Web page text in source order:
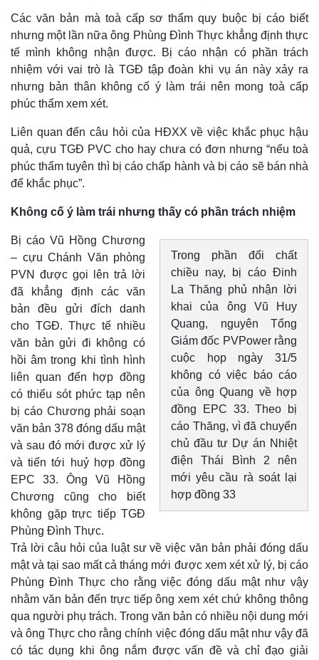
Thế giới
Quan sát
Cuộc sống đó đây
Hồ sơ
Multimedia
Video
Ảnh
Các văn bản mà toà cấp sơ thẩm quy buộc bị cáo biết
nhưng một lần nữa ông Phùng Đình Thực khẳng định thực
tế mình không nhận được. Bị cáo nhận có phần trách
nhiệm với vai trò là TGĐ tập đoàn khi vụ án này xảy ra
nhưng bản thân không cố ý làm trái nên mong toà cấp
phúc thẩm xem xét.
Liên quan đến câu hỏi của HĐXX về việc khắc phục hậu
quả, cựu TGĐ PVC cho hay chưa có đơn nhưng “nếu toà
phúc thẩm tuyên thì bị cáo chấp hành và bị cáo sẽ bán nhà
để khắc phục”.
Không cố ý làm trái nhưng thấy có phần trách nhiệm
Trong phần đối chất
chiều nay, bị cáo Đinh
La Thăng phủ nhận lời
khai của ông Vũ Huy
Quang, nguyên Tổng
Giám đốc PVPower rằng
cuộc họp ngày 31/5
không có việc báo cáo
của ông Quang về hợp
đồng EPC 33. Theo bị
cáo Thăng, vì đã chuyển
chủ đầu tư Dự án Nhiệt
điện Thái Bình 2 nên
mới yêu cầu rà soát lại
hợp đồng 33
Bị cáo Vũ Hồng Chương
– cựu Chánh Văn phòng
PVN được gọi lên trả lời
đã khẳng định các văn
bản đều gửi đích danh
cho TGĐ. Thực tế nhiều
văn bản gửi đi không có
hồi âm trong khi tình hình
liên quan đến hợp đồng
có thiếu sót phức tạp nên
bị cáo Chương phải soạn
văn bản 378 đóng dấu mật
và sau đó mới được xử lý
và tiến tới huỷ hợp đồng
EPC 33. Ông Vũ Hồng
Chương cũng cho biết
không gặp trực tiếp TGĐ
Phùng Đình Thực.
Trả lời câu hỏi của luật sư về việc văn bản phải đóng dấu
mật và tại sao mất cả tháng mới được xem xét xử lý, bị cáo
Phùng Đình Thực cho rằng việc đóng dấu mật như vậy
nhằm văn bản đến trực tiếp ông xem xét chứ không thông
qua người phụ trách. Trong văn bản có nhiều nội dung mới
và ông Thực cho rằng chính việc đóng dấu mật như vậy đã
có tác dụng khi ông nắm được vấn đề và chỉ đạo giải